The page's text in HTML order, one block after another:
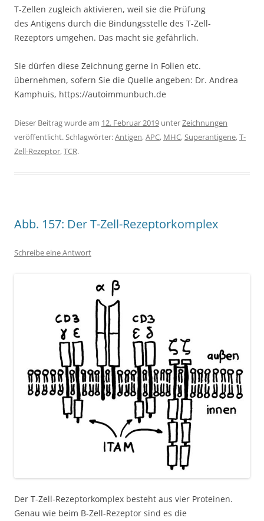
T-Zellen zugleich aktivieren, weil sie die Prüfung
des Antigens durch die Bindungsstelle des T-Zell-
Rezeptors umgehen. Das macht sie gefährlich.
Sie dürfen diese Zeichnung gerne in Folien etc.
übernehmen, sofern Sie die Quelle angeben: Dr. Andrea
Kamphuis, https://autoimmunbuch.de
Dieser Beitrag wurde am 12. Februar 2019 unterZeichnungen
veröffentlicht. Schlagwörter:Antigen,APC, MHC,Superantigene,T-
Zell-Rezeptor,TCR.
Abb. 157: Der T-Zell-Rezeptorkomplex
Schreibe eine Antwort
Der T-Zell-Rezeptorkomplex besteht aus vier Proteinen.
Genau wie beim B-Zell-Rezeptor sind es die